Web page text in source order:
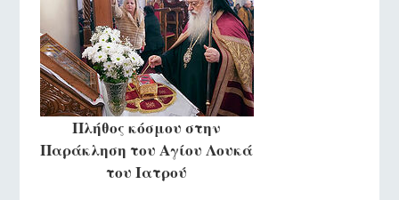
Πλήθος κόσμου στην
Παράκληση του Αγίου Λουκά
του Ιατρού